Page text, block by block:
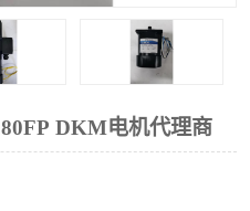
DKM电机代理商